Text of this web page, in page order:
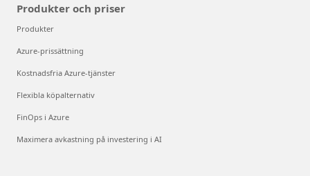
Produkter och priser
Produkter
Azure-prissättning
Kostnadsfria Azure-tjänster
Flexibla köpalternativ
FinOps i Azure
Maximera avkastning på investering i AI